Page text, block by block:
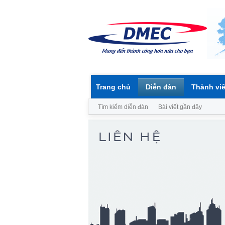
Trang chủ Diễn đàn
Tìm kiếm diễn đàn Bài viết gần đây
Thành